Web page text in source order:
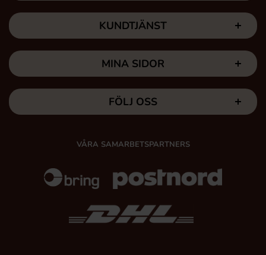
KUNDTJÄNST
MINA SIDOR
FÖLJ OSS
VÅRA SAMARBETSPARTNERS